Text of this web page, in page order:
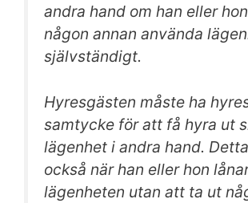
andra hand om han eller
någon annan använda
självständigt.
Hyresgästen måste ha
samtycke för att få hyra ut
lägenhet i andra hand.
också när han eller hon
lägenheten utan att ta ut